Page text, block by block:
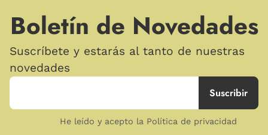
Boletín de Novedades
Suscríbete y estarás al tanto de nuestras
novedades
He leído y acepto la Política de privacidad